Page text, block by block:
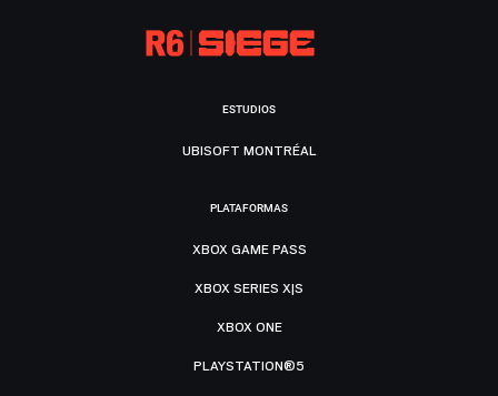
ESTUDIOS
UBISOFT MONTRÉAL
PLATAFORMAS
XBOX GAME PASS
XBOX SERIES X|S
XBOX ONE
PLAYSTATION®5